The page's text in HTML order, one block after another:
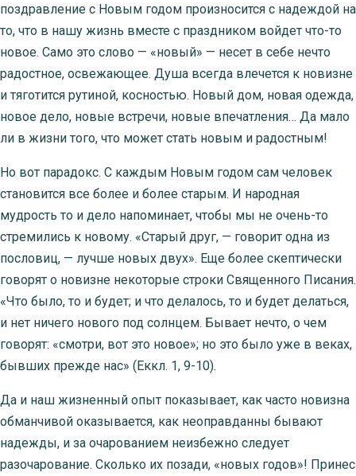
поздравление с Новым годом произносится с надеждой на
то, что в нашу жизнь вместе с праздником войдет что-то
новое. Само это слово — «новый» — несет в себе нечто
радостное, освежающее. Душа всегда влечется к новизне
и тяготится рутиной, косностью. Новый дом, новая одежда,
новое дело, новые встречи, новые впечатления… Да мало
ли в жизни того, что может стать новым и радостным!
Но вот парадокс. С каждым Новым годом сам человек
становится все более и более старым. И народная
мудрость то и дело напоминает, чтобы мы не очень-то
стремились к новому. «Старый друг, — говорит одна из
пословиц, — лучше новых двух». Еще более скептически
говорят о новизне некоторые строки Священного Писания.
«Что было, то и будет; и что делалось, то и будет делаться,
и нет ничего нового под солнцем. Бывает нечто, о чем
говорят: «смотри, вот это новое»; но это было уже в веках,
бывших прежде нас» (Еккл. 1, 9-10).
Да и наш жизненный опыт показывает, как часто новизна
обманчивой оказывается, как неоправданны бывают
надежды, и за очарованием неизбежно следует
разочарование. Сколько их позади, «новых годов»! Принес